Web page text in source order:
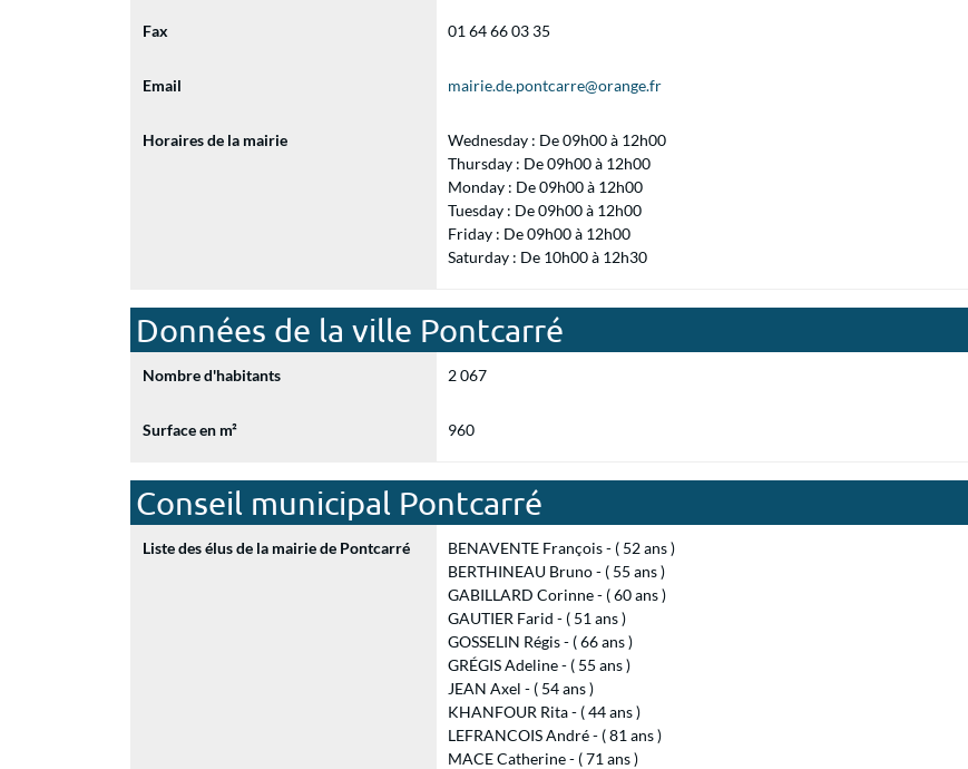
Fax 01 64 66 03 35
Email mairie.de.pontcarre@orange.fr
Horaires de la mairie
Wednesday : De 09h00 à 12h00
Thursday : De 09h00 à 12h00
Monday : De 09h00 à 12h00
Tuesday : De 09h00 à 12h00
Friday : De 09h00 à 12h00
Saturday : De 10h00 à 12h30
Données de la ville Pontcarré
Nombre d'habitants 2 067
Surface en m² 960
Conseil municipal Pontcarré
Liste des élus de la mairie de Pontcarré
BENAVENTE François - ( 52 ans )
BERTHINEAU Bruno - ( 55 ans )
GABILLARD Corinne - ( 60 ans )
GAUTIER Farid - ( 51 ans )
GOSSELIN Régis - ( 66 ans )
GRÉGIS Adeline - ( 55 ans )
JEAN Axel - ( 54 ans )
KHANFOUR Rita - ( 44 ans )
LEFRANCOIS André - ( 81 ans )
MACE Catherine - ( 71 ans )